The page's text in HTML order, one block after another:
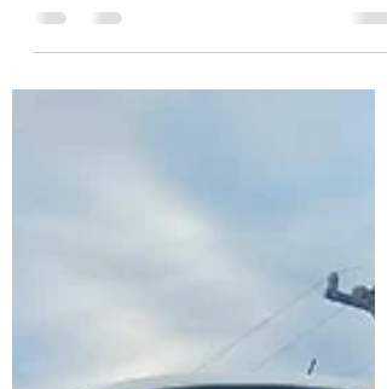
Consulte preço, prazo de atendimento, forma de